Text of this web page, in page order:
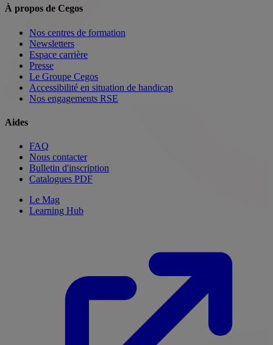
À propos de Cegos
Nos centres de formation
Newsletters
Espace carrière
Presse
Le Groupe Cegos
Accessibilité en situation de handicap
Nos engagements RSE
Aides
FAQ
Nous contacter
Bulletin d'inscription
Catalogues PDF
Le Mag
Learning Hub